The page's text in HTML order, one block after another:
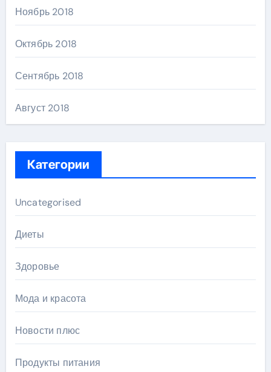
Ноябрь 2018
Октябрь 2018
Сентябрь 2018
Август 2018
Категории
Uncategorised
Диеты
Здоровье
Мода и красота
Новости плюс
Продукты питания